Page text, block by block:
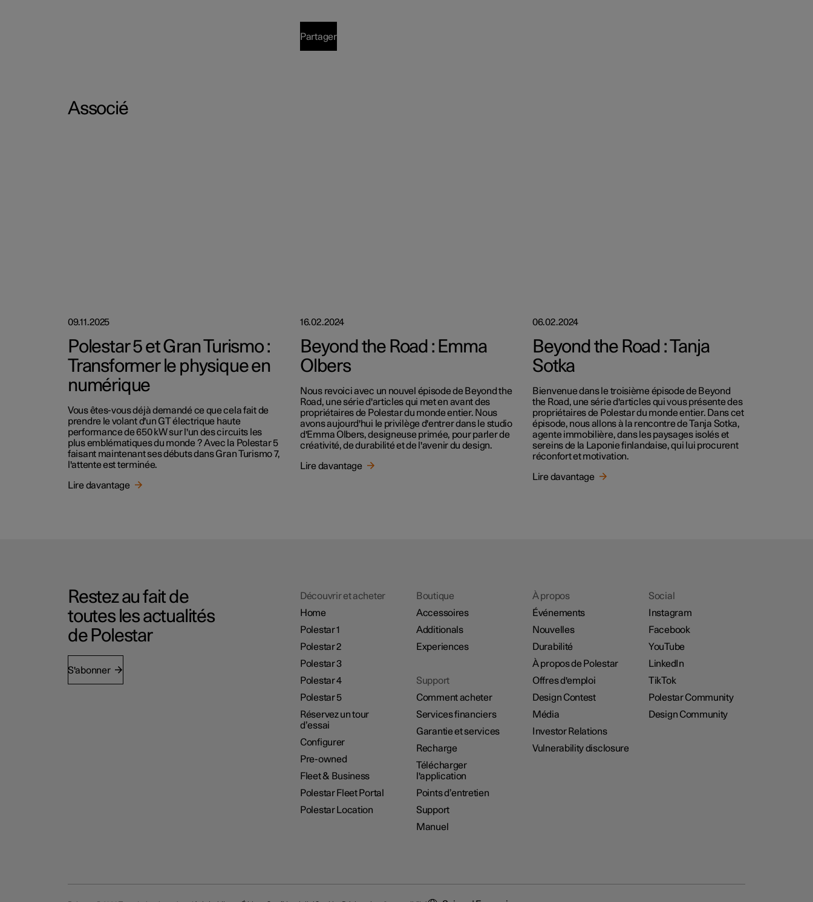
Partager
Associé
09.11.2025
Polestar 5 et Gran Turismo :
Transformer le physique en
numérique
Vous êtes-vous déjà demandé ce que cela fait de
prendre le volant d'un GT électrique haute
performance de 650 kW sur l'un des circuits les
plus emblématiques du monde ? Avec la Polestar 5
faisant maintenant ses débuts dans Gran Turismo 7,
l'attente est terminée.
Lire davantage
16.02.2024
Beyond the Road : Emma
Olbers
Nous revoici avec un nouvel épisode de Beyond the
Road, une série d'articles qui met en avant des
propriétaires de Polestar du monde entier. Nous
avons aujourd'hui le privilège d'entrer dans le studio
d'Emma Olbers, designeuse primée, pour parler de
créativité, de durabilité et de l'avenir du design.
Lire davantage
06.02.2024
Beyond the Road : Tanja
Sotka
Bienvenue dans le troisième épisode de Beyond
the Road, une série d'articles qui vous présente des
propriétaires de Polestar du monde entier. Dans cet
épisode, nous allons à la rencontre de Tanja Sotka,
agente immobilière, dans les paysages isolés et
sereins de la Laponie finlandaise, qui lui procurent
réconfort et motivation.
Lire davantage
Restez au fait de
toutes les actualités
de Polestar
S'abonner
Découvrir et acheter
Home
Polestar 1
Polestar 2
Polestar 3
Polestar 4
Polestar 5
Réservez un tour
d’essai
Configurer
Pre-owned
Fleet & Business
Polestar Fleet Portal
Polestar Location
Boutique
Accessoires
Additionals
Experiences
Support
Comment acheter
Services financiers
Garantie et services
Recharge
Télécharger
l'application
Points d’entretien
Support
Manuel
À propos
Événements
Nouvelles
Durabilité
À propos de Polestar
Offres d'emploi
Design Contest
Média
Investor Relations
Vulnerability disclosure
Social
Instagram
Facebook
YouTube
LinkedIn
TikTok
Polestar Community
Design Community